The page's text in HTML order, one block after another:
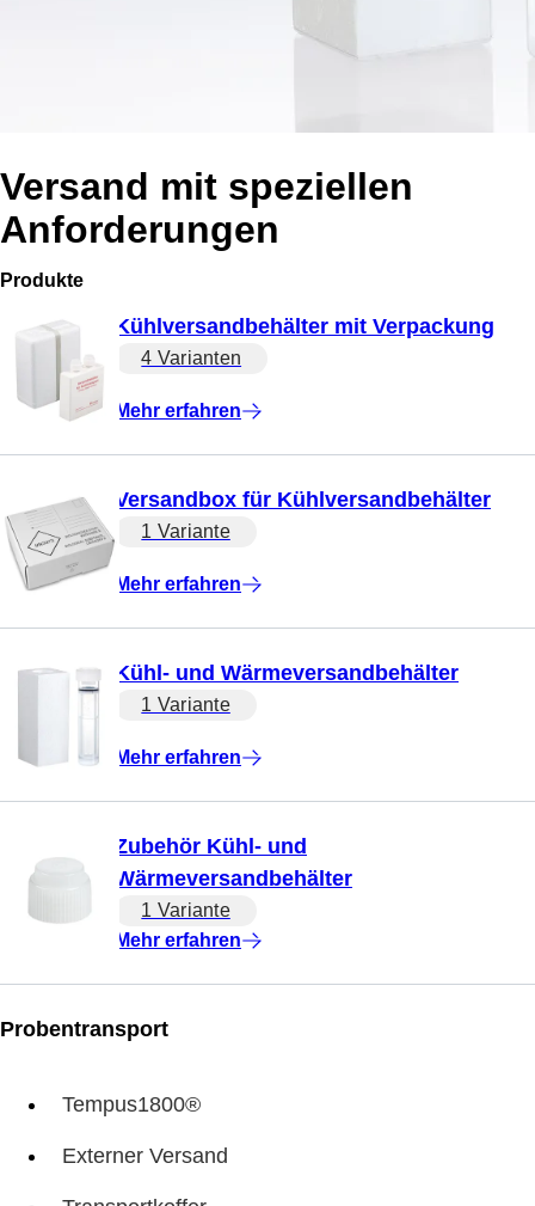
Versand mit speziellen
Anforderungen
Probentransport
Tempus1800®
Externer Versand
Produkte
Kühlversandbehälter mit Verpackung
4 Varianten
Mehr erfahren
Versandbox für Kühlversandbehälter
1 Variante
Mehr erfahren
Kühl- und Wärmeversandbehälter
1 Variante
Mehr erfahren
Zubehör Kühl- und
Wärmeversandbehälter
1 Variante
Mehr erfahren